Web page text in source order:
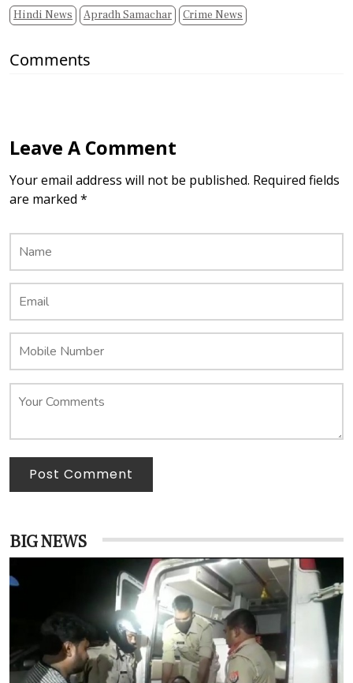
Hindi News Apradh Samachar Crime News
Comments
Leave A Comment
Your email address will not be published. Required fields
are marked *
Post Comment
BIG NEWS